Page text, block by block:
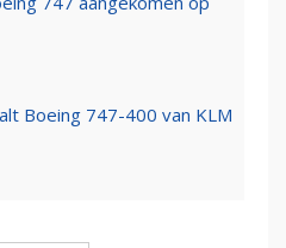
Boeing 747-400 van KLM